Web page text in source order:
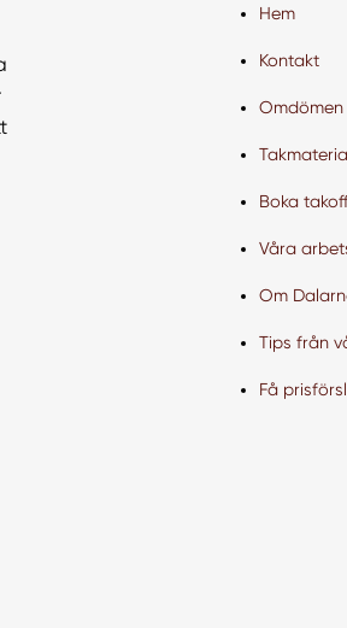
Hem
Kontakt
Omdömen
Boka
Våra
Om
Tips från
Få